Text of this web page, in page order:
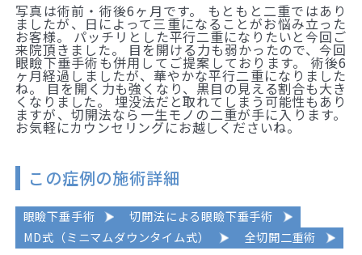
写真は術前・術後6ヶ月です。 もともと二重ではあり
ましたが、日によって三重になることがお悩み立った
お客様。 パッチリとした平行二重になりたいと今回ご
来院頂きました。 目を開ける力も弱かったので、今回
眼瞼下垂手術も併用してご提案しております。 術後6
ヶ月経過しましたが、華やかな平行二重になりました
ね。 目を開く力も強くなり、黒目の見える割合も大き
くなりました。 埋没法だと取れてしまう可能性もあり
ますが、切開法なら一生モノの二重が手に入ります。
お気軽にカウンセリングにお越しくださいね。
この症例の施術詳細
眼瞼下垂手術
切開法による眼瞼下垂手術
MD式（ミニマムダウンタイム式）
全切開二重術